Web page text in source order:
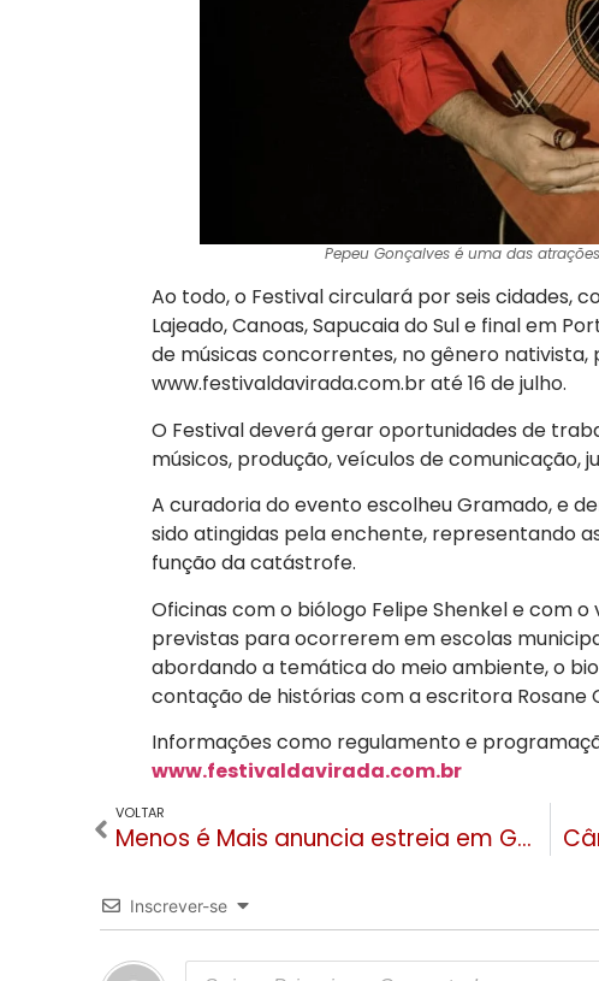
Pepeu Gonçalves é uma das
Ao todo, o Festival circulará por seis cidades,
Lajeado, Canoas, Sapucaia do Sul e final em
de músicas concorrentes, no gênero
www.festivaldavirada.com.br até 16 de julho.
O Festival deverá gerar oportunidades de
músicos, produção, veículos de comunicação,
A curadoria do evento escolheu Gramado, e
sido atingidas pela enchente, representando
função da catástrofe.
Oficinas com o biólogo Felipe Shenkel e com
previstas para ocorrerem em escolas
abordando a temática do meio ambiente, o
contação de histórias com a escritora Rosane
Informações como regulamento e
www.festivaldavirada.com.br
VOLTAR
Menos é Mais anuncia estreia em Gramado no período do Festival de Cinema e inicia venda de ingressos
Inscrever-se